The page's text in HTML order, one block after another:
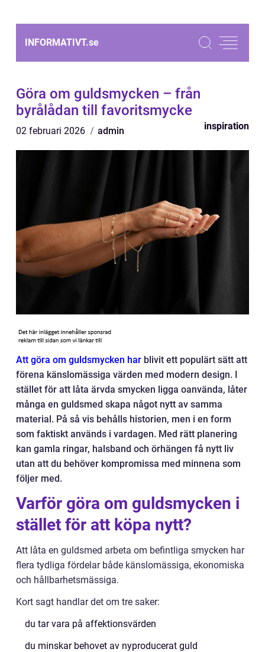
INFORMATIVT.se
Göra om guldsmycken – från
byrålådan till favoritsmycke
02 februari 2026 admin inspiration
Att göra om guldsmycken har blivit ett populärt sätt att
förena känslomässiga värden med modern design. I
stället för att låta ärvda smycken ligga oanvända, låter
många en guldsmed skapa något nytt av samma
material. På så vis behålls historien, men i en form
som faktiskt används i vardagen. Med rätt planering
kan gamla ringar, halsband och örhängen få nytt liv
utan att du behöver kompromissa med minnena som
följer med.
Varför göra om guldsmycken i
stället för att köpa nytt?
Att låta en guldsmed arbeta om befintliga smycken har
flera tydliga fördelar både känslomässiga, ekonomiska
och hållbarhetsmässiga.
Kort sagt handlar det om tre saker:
du tar vara på affektionsvärden
du minskar behovet av nyproducerat guld